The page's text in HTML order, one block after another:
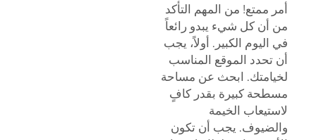
أمر ممتع! من المهم التأكد
من أن كل شيء يبدو رائعاً
في اليوم الكبير. أولاً، يجب
أن تحدد الموقع المناسب
لخيامتك. ابحث عن مساحة
مسطحة كبيرة بقدر كافٍ
لاستيعاب الخيمة
والضيوف. يجب أن تكون